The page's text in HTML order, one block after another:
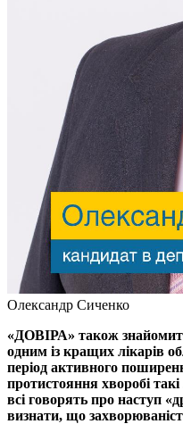
Олександр Сиченко
«ДОВІРА» також
одним із кращих лікарів
період активного
протистояння хворобі
всі говорять про наступ
визнати, що